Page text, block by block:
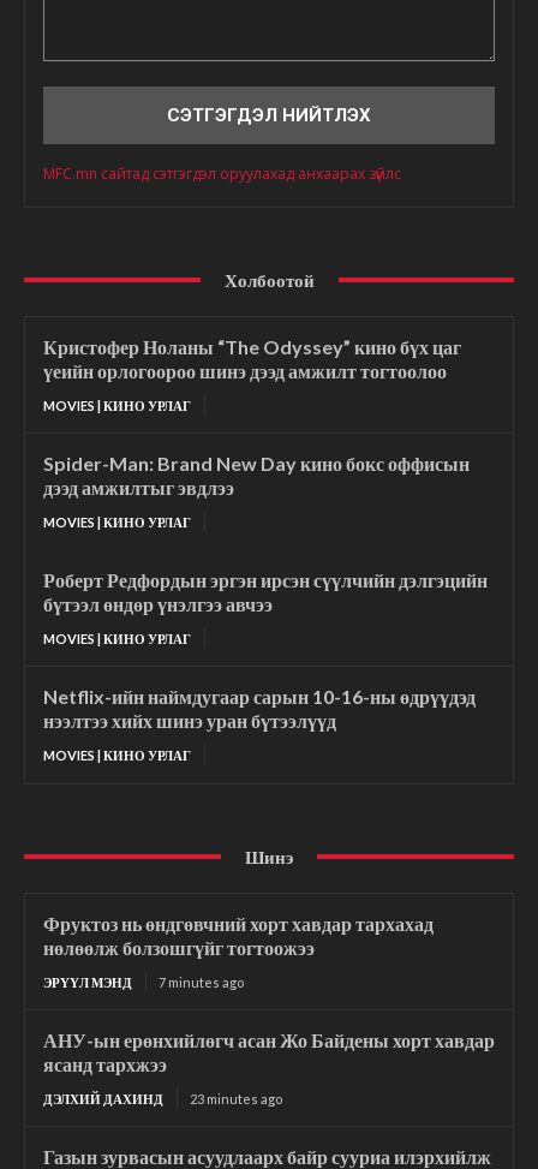
MFC.mn сайтад сэтгэгдэл оруулахад анхаарах зүйлс
Холбоотой
Кристофер Ноланы “The Odyssey” кино бүх цаг
үеийн орлогоороо шинэ дээд амжилт тогтоолоо
MOVIES | КИНО УРЛАГ
Spider-Man: Brand New Day кино бокс оффисын
дээд амжилтыг эвдлээ
MOVIES | КИНО УРЛАГ
Роберт Редфордын эргэн ирсэн сүүлчийн дэлгэцийн
бүтээл өндөр үнэлгээ авчээ
MOVIES | КИНО УРЛАГ
Netflix-ийн наймдугаар сарын 10-16-ны өдрүүдэд
нээлтээ хийх шинэ уран бүтээлүүд
MOVIES | КИНО УРЛАГ
Шинэ
Фруктоз нь өндгөвчний хорт хавдар тархахад
нөлөөлж болзошгүйг тогтоожээ
ЭРҮҮЛ МЭНД 7 minutes ago
АНУ-ын ерөнхийлөгч асан Жо Байдены хорт хавдар
ясанд тархжээ
ДЭЛХИЙ ДАХИНД 23 minutes ago
Газын зурвасын асуудлаарх байр сууриа илэрхийлж